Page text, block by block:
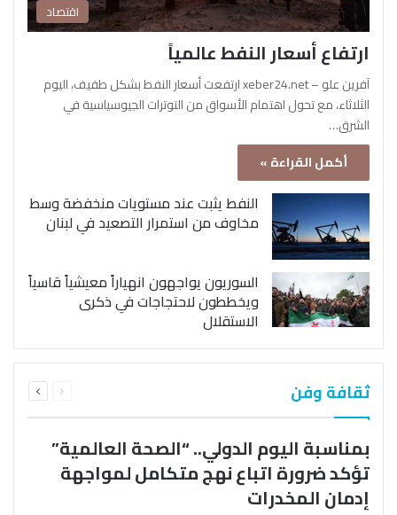
اقتصاد
ارتفاع أسعار النفط عالمياً
آفرين علو – xeber24.net ارتفعت أسعار النفط بشكل طفيف، اليوم
الثلاثاء، مع تحول اهتمام الأسواق من التوترات الجيوسياسية في
الشرق…
أكمل القراءة »
النفط يثبت عند مستويات منخفضة وسط
مخاوف من استمرار التصعيد في لبنان
السوريون يواجهون انهياراً معيشياً قاسياً
ويخططون لاحتجاجات في ذكرى
الاستقلال
ثقافة وفن الصفحةالصفحة
بمناسبة اليوم الدولي.. “الصحة العالمية”
تؤكد ضرورة اتباع نهج متكامل لمواجهة
إدمان المخدرات